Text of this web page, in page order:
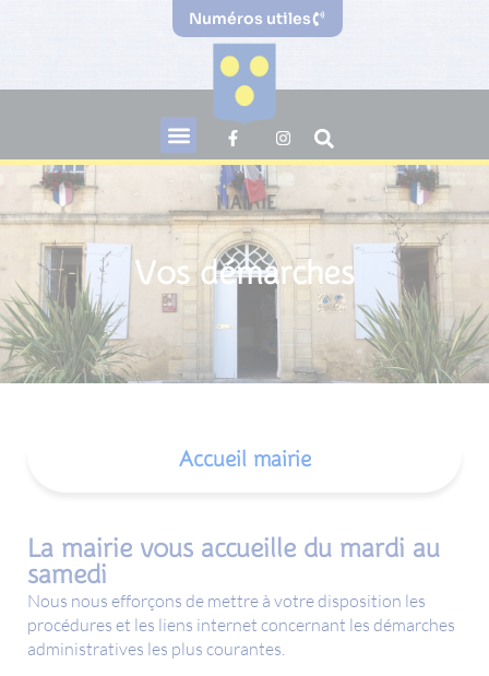
Numéros utiles
Vos démarches
Accueil mairie
La mairie vous accueille du mardi au
samedi
Nous nous efforçons de mettre à votre disposition les
procédures et les liens internet concernant les démarches
administratives les plus courantes.